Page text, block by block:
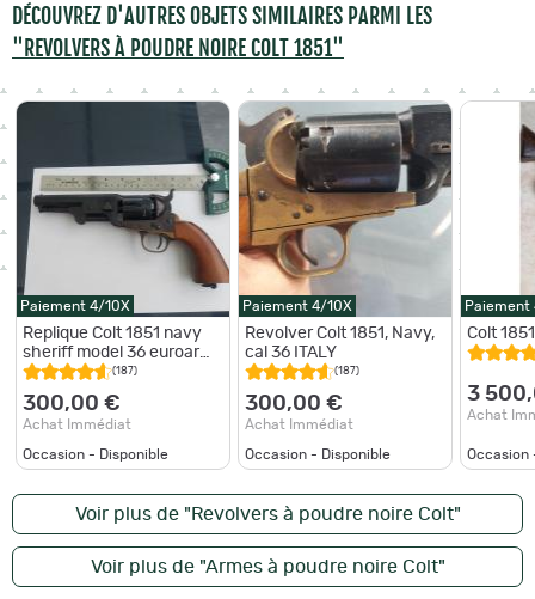
DÉCOUVREZ D'AUTRES OBJETS SIMILAIRES PARMI LES
"REVOLVERS À POUDRE NOIRE COLT 1851"
Paiement 4/10X
Replique Colt 1851 navy
sheriff model 36 euroarms
Brescia
(187)
300,00 €
Achat Immédiat
Occasion - Disponible
Paiement 4/10X
Revolver Colt 1851, Navy,
cal 36 ITALY
(187)
300,00 €
Achat Immédiat
Occasion - Disponible
Colt
3
Achat
Occasion
Voir plus de "Revolvers à poudre noire Colt"
Voir plus de "Armes à poudre noire Colt"